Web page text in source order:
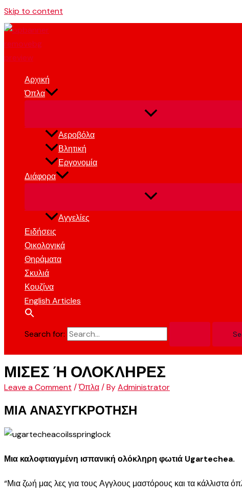
Skip to content
Αρχική
Όπλα
Αεροβόλα
Βλητική
Εργονομία
Διάφορα
Αγγελίες
Ειδήσεις
Οικολογικά
Θηράματα
Σκυλιά
Κουζίνα
English Articles
Search for:
ΜΙΣΕΣ Ή ΟΛΟΚΛΗΡΕΣ
Leave a Comment /Όπλα/ ByAdministrator
ΜΙΑ ΑΝΑΣΥΓΚΡΟΤΗΣΗ
Μια καλοφτιαγμένη ισπανική ολόκληρη φωτιά Ugartechea.
“Μια ζωή μας λες για τους Αγγλους μαστόρους και τα κάλλιστα